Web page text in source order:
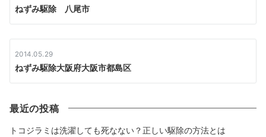
ねずみ駆除 八尾市
2014.05.29
ねずみ駆除大阪府大阪市都島区
最近の投稿
トコジラミは洗濯しても死なない？正しい駆除の方法とは